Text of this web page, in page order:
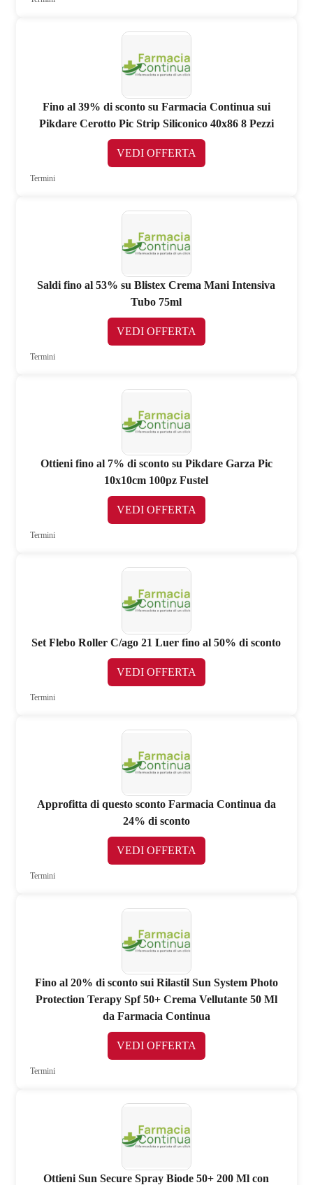
Fino al 39% di sconto su Farmacia Continua sui
Pikdare Cerotto Pic Strip Siliconico 40x86 8 Pezzi
VEDI OFFERTA
Termini
Saldi fino al 53% su Blistex Crema Mani Intensiva
Tubo 75ml
VEDI OFFERTA
Termini
Ottieni fino al 7% di sconto su Pikdare Garza Pic
10x10cm 100pz Fustel
VEDI OFFERTA
Termini
Set Flebo Roller C/ago 21 Luer fino al 50% di sconto
VEDI OFFERTA
Termini
Approfitta di questo sconto Farmacia Continua da
24% di sconto
VEDI OFFERTA
Termini
Fino al 20% di sconto sui Rilastil Sun System Photo
Protection Terapy Spf 50+ Crema Vellutante 50 Ml
da Farmacia Continua
VEDI OFFERTA
Termini
Ottieni Sun Secure Spray Biode 50+ 200 Ml con